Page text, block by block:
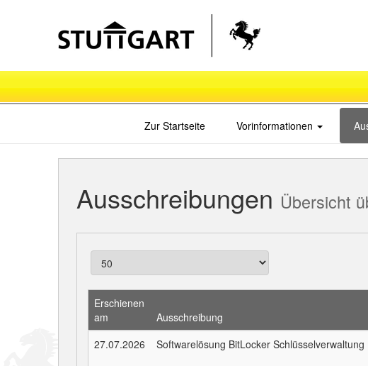
Zur Startseite Vorinformationen
Ausschreibungen Übersicht
Erschienen
am
Ausschreibung
27.07.2026
Softwarelösung BitLocker